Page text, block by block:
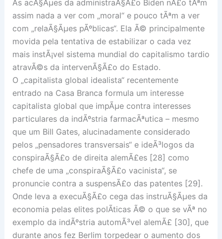
As acÃ§Ãµes da administraÃ§Ã£o Biden nÃ£o tÃªm
assim nada a ver com „moral“ e pouco tÃªm a ver
com „relaÃ§Ãµes pÃºblicas“. Ela Ã© principalmente
movida pela tentativa de estabilizar o cada vez
mais instÃ¡vel sistema mundial do capitalismo tardio
atravÃ©s da intervenÃ§Ã£o do Estado.
O „capitalista global idealista“ recentemente
entrado na Casa Branca formula um interesse
capitalista global que impÃµe contra interesses
particulares da indÃºstria farmacÃªutica – mesmo
que um Bill Gates, alucinadamente considerado
pelos „pensadores transversais“ e ideÃ³logos da
conspiraÃ§Ã£o de direita alemÃ£es [28] como
chefe de uma „conspiraÃ§Ã£o vacinista“, se
pronuncie contra a suspensÃ£o das patentes [29].
Onde leva a execuÃ§Ã£o cega das instruÃ§Ãµes da
economia pelas elites polÃ­ticas Ã© o que se vÃª no
exemplo da indÃºstria automÃ³vel alemÃ£ [30], que
durante anos fez Berlim torpedear o aumento dos